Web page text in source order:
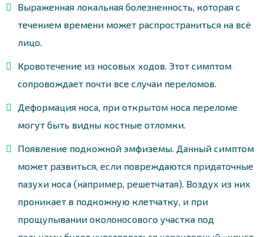
Выраженная локальная болезненность, которая с
течением времени может распространиться на всё
лицо.
Кровотечение из носовых ходов. Этот симптом
сопровождает почти все случаи переломов.
Деформация носа, при открытом носа переломе
могут быть видны костные отломки.
Появление подкожной эмфиземы. Данный симптом
может развиться, если повреждаются придаточные
пазухи носа (например, решетчатая). Воздух из них
проникает в подкожную клетчатку, и при
прощупывании околоносового участка под